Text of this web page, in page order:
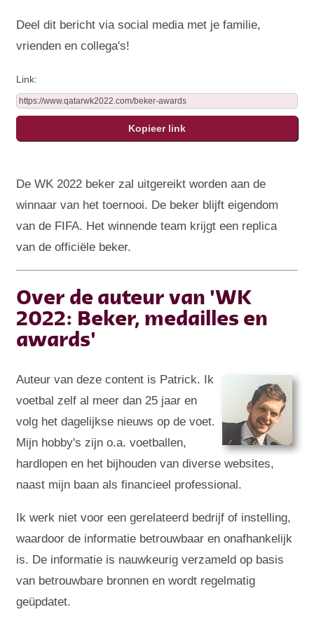
Deel dit bericht via social media met je familie,
vrienden en collega's!
Link:
De WK 2022 beker zal uitgereikt worden aan de
winnaar van het toernooi. De beker blijft eigendom
van de FIFA. Het winnende team krijgt een replica
van de officiële beker.
Over de auteur van 'WK
2022: Beker, medailles en
awards'
Auteur van deze content is Patrick. Ik
voetbal zelf al meer dan 25 jaar en
volg het dagelijkse nieuws op de voet.
Mijn hobby's zijn o.a. voetballen,
hardlopen en het bijhouden van diverse websites,
naast mijn baan als financieel professional.
Ik werk niet voor een gerelateerd bedrijf of instelling,
waardoor de informatie betrouwbaar en onafhankelijk
is. De informatie is nauwkeurig verzameld op basis
van betrouwbare bronnen en wordt regelmatig
geüpdatet.